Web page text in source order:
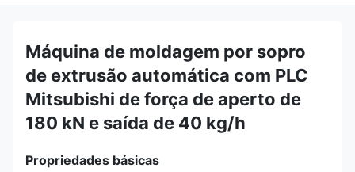
Máquina de moldagem por sopro
de extrusão automática com PLC
Mitsubishi de força de aperto de
180 kN e saída de 40 kg/h
Propriedades básicas